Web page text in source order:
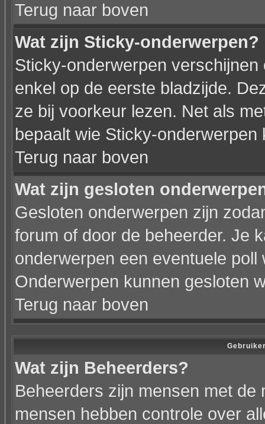
Terug naar boven
Wat zijn Sticky-onderwerpen?
Sticky-onderwerpen
enkel op de eerste bladzijde.
ze bij voorkeur lezen. Net als
bepaalt wie Sticky-
Terug naar boven
Wat zijn gesloten
Gesloten onderwerpen zijn
forum of door de beheerder. Je
onderwerpen een eventuele
Onderwerpen kunnen gesloten
Terug naar boven
Wat zijn Beheerders?
Beheerders zijn mensen met
mensen hebben controle over